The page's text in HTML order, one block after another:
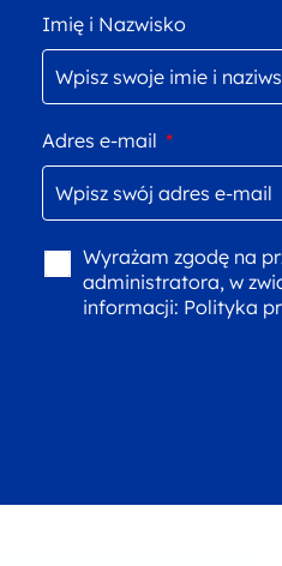
Imię i Nazwisko
Adres e-mail *
Wyrażam zgodę na
administratora, w
informacji: Polityka